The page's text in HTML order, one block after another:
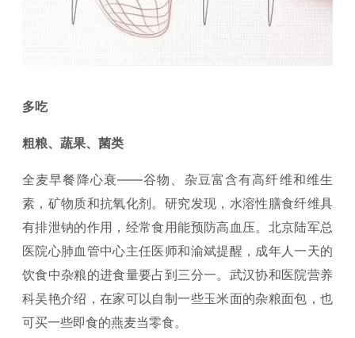
多吃
粗粮、蔬果、菌类
全麦早餐降心衰——谷物、杂豆富含有高纤维和维生
素，矿物质和抗氧化剂。研究发现，水溶性膳食纤维具
有排泄钠的作用，经常食用能预防高血压。北京陆军总
医院心肺血管中心主任医师和渝斌提醒，成年人一天的
饮食中杂粮的进食量要占到三分一。武汉协和医院营养
科吴艳介绍，在家可以自制一些玉米面的杂粮面包，也
可买一些即食的燕麦当零食。